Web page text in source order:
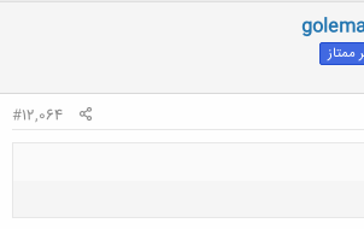
ممتاز
#12,064